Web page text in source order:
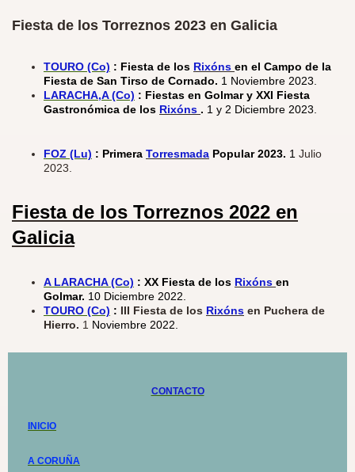
Fiesta de los Torreznos 2023 en Galicia
TOURO (Co) : Fiesta de los Rixóns en el Campo de la
Fiesta de San Tirso de Cornado. 1 Noviembre 2023.
LARACHA,A (Co) : Fiestas en Golmar y XXI Fiesta
Gastronómica de los Rixóns . 1 y 2 Diciembre 2023.
FOZ (Lu) : Primera Torresmada Popular 2023. 1 Julio
2023.
Fiesta de los Torreznos 2022 en
Galicia
A LARACHA (Co) : XX Fiesta de los Rixóns en
Golmar. 10 Diciembre 2022.
TOURO (Co) : III Fiesta de los Rixóns en Puchera de
Hierro. 1 Noviembre 2022.
CONTACTO
INICIO
A CORUÑA